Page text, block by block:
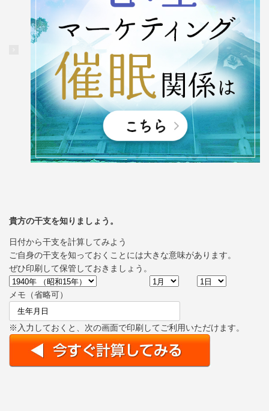
貴方の干支を知りましょう。
日付から干支を計算してみよう
ご自身の干支を知っておくことには大きな意味があります。
ぜひ印刷して保管しておきましょう。
メモ（省略可）
※入力しておくと、次の画面で印刷してご利用いただけます。